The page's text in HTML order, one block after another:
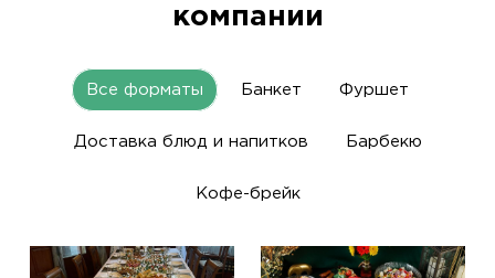
компании
Все форматы Банкет Фуршет
Доставка блюд и напитков Барбекю
Кофе-брейк